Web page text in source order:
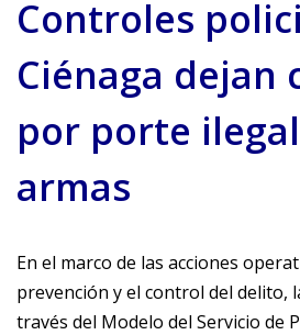
Controles
Ciénaga dejan
por porte
armas
En el marco de las acciones
prevención y el control del delito,
través del Modelo del Servicio de